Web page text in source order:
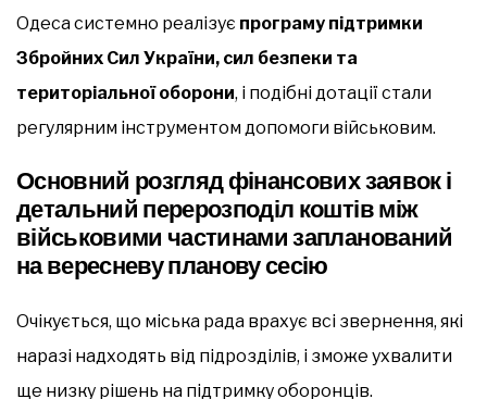
Одеса системно реалізує програму підтримки
Збройних Сил України, сил безпеки та
територіальної оборони, і подібні дотації стали
регулярним інструментом допомоги військовим.
Основний розгляд фінансових заявок і
детальний перерозподіл коштів між
військовими частинами запланований
на вересневу планову сесію
Очікується, що міська рада врахує всі звернення, які
наразі надходять від підрозділів, і зможе ухвалити
ще низку рішень на підтримку оборонців.